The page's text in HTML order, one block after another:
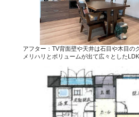
アフター：TV背面壁や天井は石目や木目の
メリハリとボリュームが出て広々としたLDK